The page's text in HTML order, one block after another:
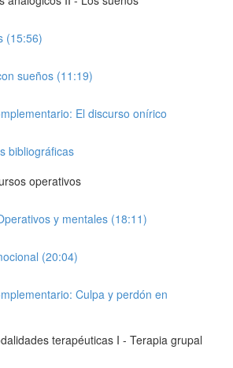
(15:56)
sueños (11:19)
El discurso onírico
bibliográficas
operativos
y mentales (18:11)
(20:04)
Culpa y perdón en
terapéuticas I - Terapia grupal